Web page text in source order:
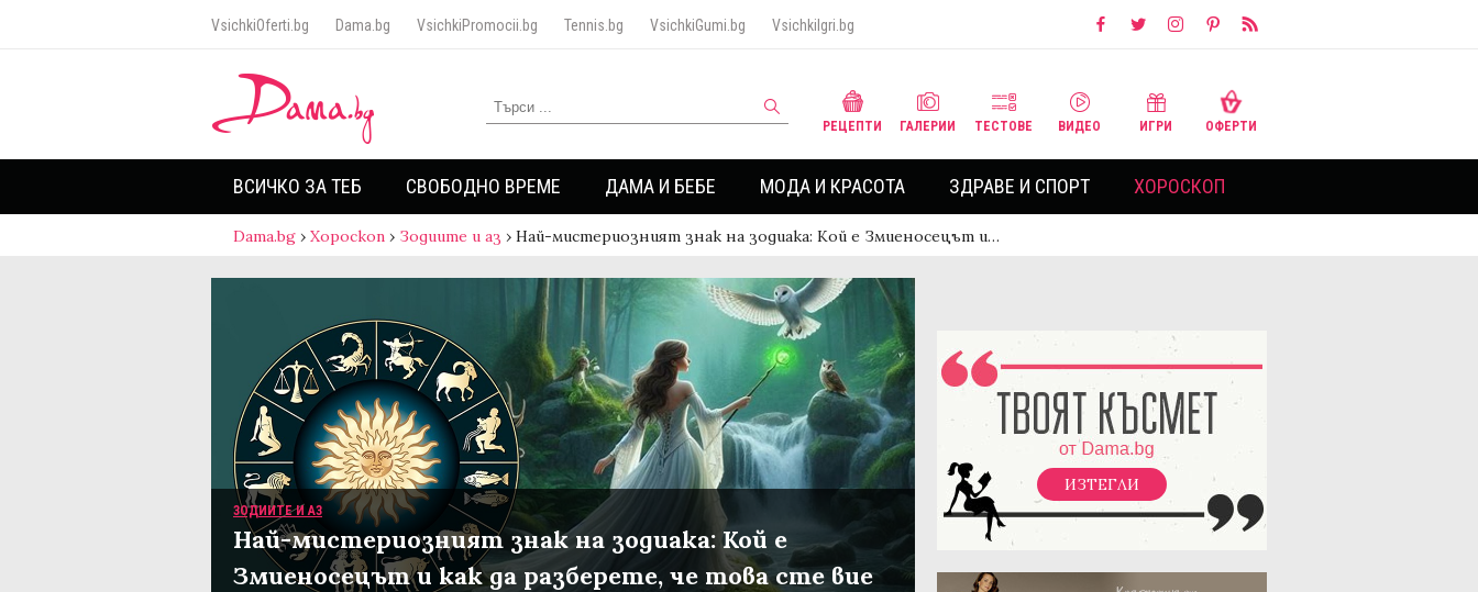
VsichkiOferti.bg Dama.bg VsichkiPromocii.bg Tennis.bg VsichkiGumi.bg VsichkiIgri.bg
РЕЦЕПТИ ГАЛЕРИИ ТЕСТОВЕ ВИДЕО ИГРИ ОФЕРТИ
ВСИЧКО ЗА ТЕБ СВОБОДНО ВРЕМЕ ДАМА И БЕБЕ МОДА И КРАСОТА ЗДРАВЕ И СПОРТ ХОРОСКОП
Dama.bg › Хороскоп › Зодиите и аз › Най-мистериозният знак на зодиака: Кой е Змиеносецът и…
ЗОДИИТЕ И АЗ
Най-мистериозният знак на зодиака: Кой е
Змиеносецът и как да разберете, че това сте вие
ИЗТЕГЛИ